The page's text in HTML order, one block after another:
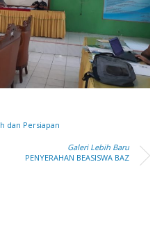
dan Persiapan
Galeri Lebih Baru
PENYERAHAN BEASISWA BAZ